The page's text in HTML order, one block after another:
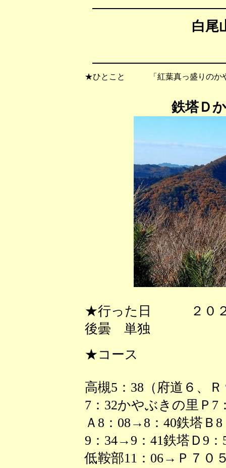
白尾
★ひとこと 「紅葉真っ盛りのかや
鉄塔Ｄ
★行った日 ２０２
後曇 単独
★コース
高槻5：38（府道６、
7：32かやぶきの里Ｐ
Ａ8：08→8：40鉄塔Ｂ
9：34→9：41鉄塔Ｄ9
低鞍部11：06→Ｐ７０